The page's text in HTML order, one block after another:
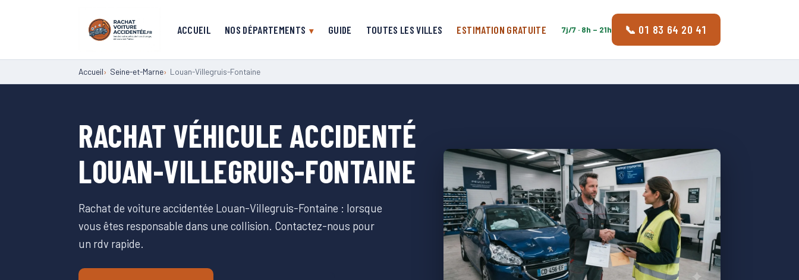
ACCUEIL NOS DÉPARTEMENTS GUIDE TOUTES LES VILLES ESTIMATION GRATUITE 7j/7 · 8h – 21h 📞 01 83 64 20 41
Accueil Seine-et-Marne Louan-Villegruis-Fontaine
RACHAT VÉHICULE ACCIDENTÉ
LOUAN-VILLEGRUIS-FONTAINE
Rachat de voiture accidentée Louan-Villegruis-Fontaine : lorsque
vous êtes responsable dans une collision. Contactez-nous pour
un rdv rapide.